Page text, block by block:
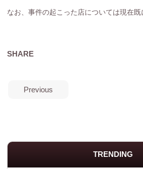
なお、事件の起こった店については現在既
SHARE
Previous
TRENDING